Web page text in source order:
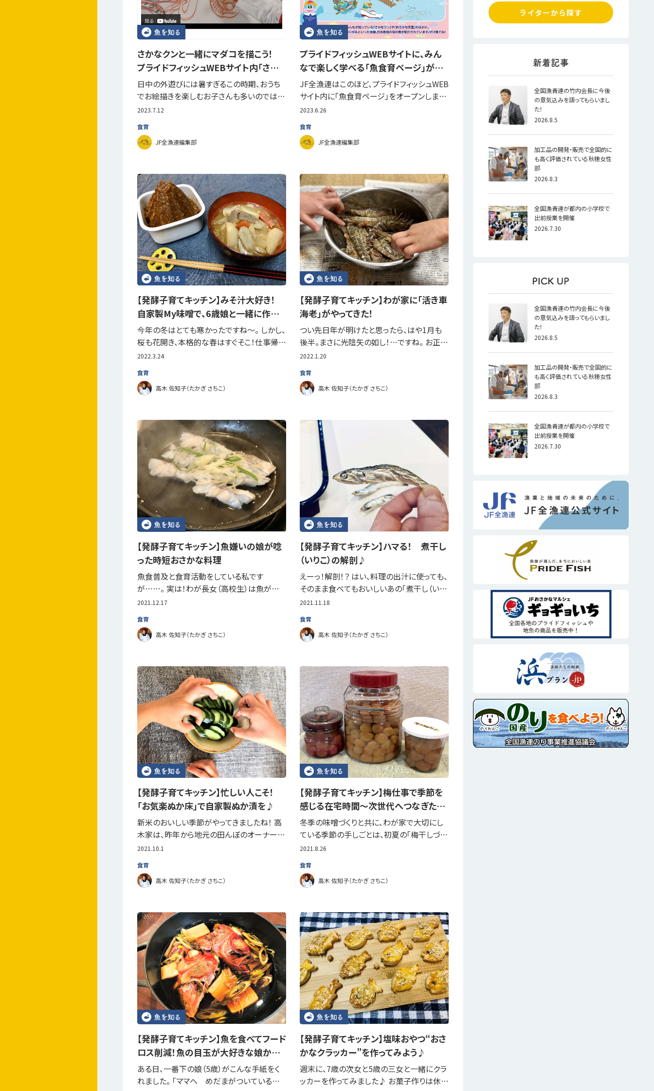
さかなクンと一緒にマダコを描こう！
プライドフィッシュWEBサイト内「さ…
日中の外遊びには暑すぎるこの時期、おうち
でお絵描きを楽しむお子さんも多いのでは…
2023.7.12
食育
JF全漁連編集部
プライドフィッシュWEBサイトに、みん
なで楽しく学べる「魚食育ページ」が…
JF全漁連はこのほど、プライドフィッシュWEB
サイト内に「魚食育ページ」をオープンしま…
2023.6.26
食育
JF全漁連編集部
【発酵子育てキッチン】みそ汁大好き！
自家製My味噌で、6歳娘と一緒に作…
今年の冬はとても寒かったですね～。 しかし、
桜も花開き、本格的な春はすぐそこ！仕事帰…
2022.3.24
食育
高木 佐知子（たかぎ さちこ）
【発酵子育てキッチン】わが家に「活き車
海老」がやってきた！
つい先日年が明けたと思ったら、はや1月も
後半。まさに光陰矢の如し！…ですね。 お正…
2022.1.20
食育
高木 佐知子（たかぎ さちこ）
【発酵子育てキッチン】魚嫌いの娘が唸
った時短おさかな料理
魚食普及と食育活動をしている私です
が……。 実は！わが長女（高校生）は魚が…
2021.12.17
食育
高木 佐知子（たかぎ さちこ）
【発酵子育てキッチン】ハマる！ 煮干し
（いりこ）の解剖♪
えーっ！解剖！？ はい、料理の出汁に使っても、
そのまま食べてもおいしいあの「煮干し（い…
2021.11.18
食育
高木 佐知子（たかぎ さちこ）
【発酵子育てキッチン】忙しい人こそ！
「お気楽ぬか床」で自家製ぬか漬を♪
新米のおいしい季節がやってきましたね！ 高
木家は、昨年から地元の田んぼのオーナー…
2021.10.1
食育
高木 佐知子（たかぎ さちこ）
【発酵子育てキッチン】梅仕事で季節を
感じる在宅時間～次世代へつなぎた…
冬季の味噌づくりと共に、わが家で大切にし
ている季節の手しごとは、初夏の「梅干しづ…
2021.8.26
食育
高木 佐知子（たかぎ さちこ）
【発酵子育てキッチン】魚を食べてフード
ロス削減！魚の目玉が大好きな娘か…
ある日、一番下の娘（5歳）がこんな手紙をく
れました。 「ママへ めだまがついている…
【発酵子育てキッチン】塩味おやつ“おさ
かなクラッカー”を作ってみよう♪
週末に、7歳の次女と5歳の三女と一緒にクラ
ッカーを作ってみました♪ お菓子作りは休…
ライターから探す
全国漁青連の竹内会長に今後
の意気込みを語ってもらいまし
た！
2026.8.5
加工品の開発・販売で全国的に
も高く評価されている秋穂女性
部
2026.8.3
全国漁青連が都内の小学校で
出前授業を開催
2026.7.30
全国漁青連の竹内会長に今後
の意気込みを語ってもらいまし
た！
2026.8.5
加工品の開発・販売で全国的に
も高く評価されている秋穂女性
部
2026.8.3
全国漁青連が都内の小学校で
出前授業を開催
2026.7.30